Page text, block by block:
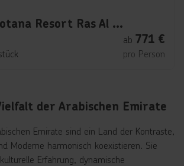
The Cove Rotana Resort Ras Al Khaimah
ab 771 €
pro Person
der Arabischen Emirate
Emirate sind ein Land der Kontraste,
Moderne harmonisch koexistieren. Sie
Erfahrung, dynamische